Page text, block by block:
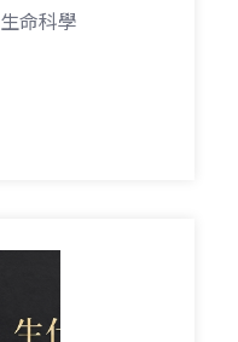
生命科學